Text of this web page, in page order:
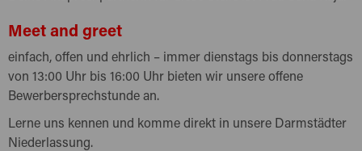
Meet and greet
einfach, offen und ehrlich – immer dienstags bis donnerstags
von 13:00 Uhr bis 16:00 Uhr bieten wir unsere offene
Bewerbersprechstunde an.
Lerne uns kennen und komme direkt in unsere Darmstädter
Niederlassung.